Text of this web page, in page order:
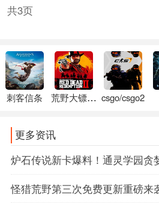
共3页
刺客信条 荒野大镖客2 csgo/csgo2
更多资讯
炉石传说新卡爆料！通灵学园贪婪书虫解析，抽牌神卡还
怪猎荒野第三次免费更新重磅来袭！联机功能全面优化，野